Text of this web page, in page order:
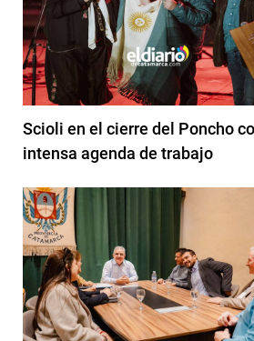
Scioli en el cierre del Poncho
intensa agenda de trabajo